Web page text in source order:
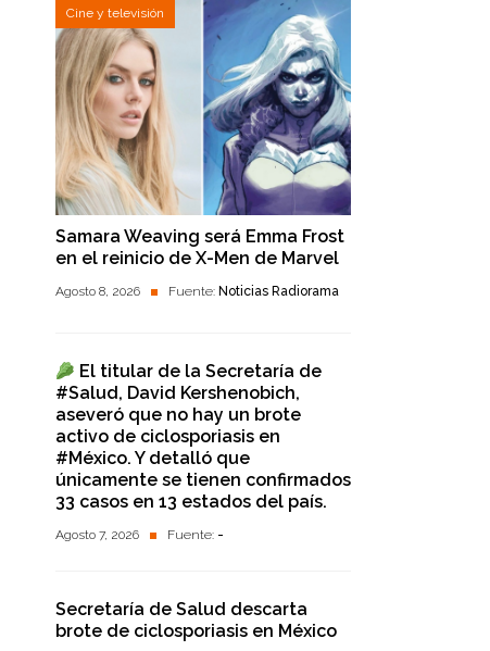
Cine y televisión
Samara Weaving será Emma Frost
en el reinicio de X-Men de Marvel
Agosto 8, 2026 Fuente: Noticias Radiorama
El titular de la Secretaría de
#Salud, David Kershenobich,
aseveró que no hay un brote
activo de ciclosporiasis en
#México. Y detalló que
únicamente se tienen confirmados
33 casos en 13 estados del país.
Agosto 7, 2026 Fuente: -
Secretaría de Salud descarta
brote de ciclosporiasis en México